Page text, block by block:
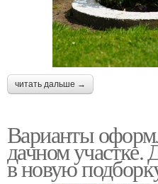
читать дальше →
Варианты
дачном участке.
в новую